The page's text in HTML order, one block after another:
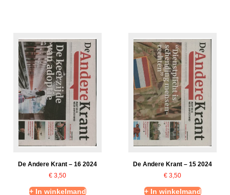
De Andere Krant – 16 2024
€ 3,50
+ In winkelmand
De Andere Krant – 15 2024
€ 3,50
+ In winkelmand